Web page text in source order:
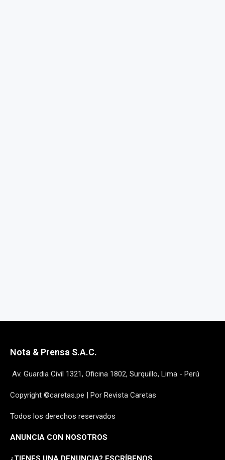
Nota & Prensa S.A.C.
Av. Guardia Civil 1321, Oficina 1802, Surquillo, Lima - Perú
Copyright ©caretas.pe | Por Revista Caretas
Todos los derechos reservados
ANUNCIA CON NOSOTROS